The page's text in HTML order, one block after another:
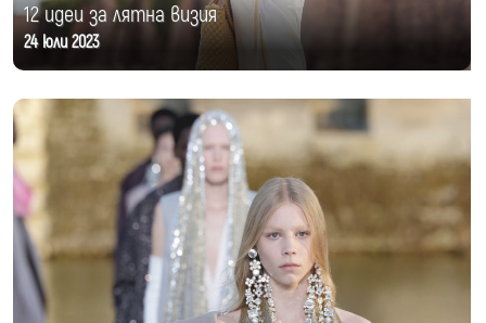
12 идеи за лятна визия
24 юли 2023